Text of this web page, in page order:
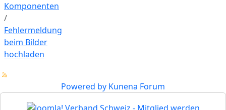
Komponenten
Fehlermeldung
beim Bilder
hochladen
Powered by Kunena Forum